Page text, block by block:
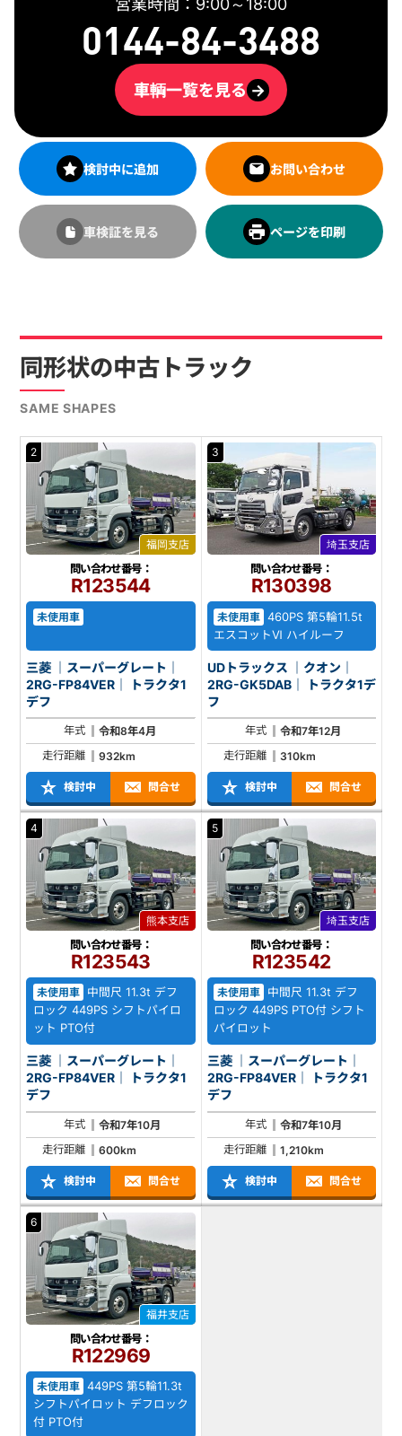
0144-84-3488
車輌一覧を見る →
検討中に追加 お問い合わせ
車検証を見る ページを印刷
同形状の中古トラック
SAME SHAPES
2
福岡支店
問い合わせ番号：
R123544
未使用車
三菱 ｜スーパーグレート｜
2RG-FP84VER｜ トラクタ1
デフ
年式
令和8年4月
走行距離
932km
検討中 問合せ
3
埼玉支店
問い合わせ番号：
R130398
未使用車 460PS 第5輪11.5t
エスコットⅥ ハイルーフ
UDトラックス ｜クオン｜
2RG-GK5DAB｜ トラクタ1デ
フ
年式
令和7年12月
走行距離
310km
検討中 問合せ
4
熊本支店
問い合わせ番号：
R123543
未使用車
中間尺 11.3t デフ
ロック 449PS シフトパイロ
ット PTO付
三菱 ｜スーパーグレート｜
2RG-FP84VER｜ トラクタ1
デフ
年式
令和7年10月
走行距離
600km
検討中 問合せ
5
埼玉支店
問い合わせ番号：
R123542
未使用車 中間尺 11.3t デフ
ロック 449PS PTO付 シフト
パイロット
三菱 ｜スーパーグレート｜
2RG-FP84VER｜ トラクタ1
デフ
年式
令和7年10月
走行距離
1,210km
検討中 問合せ
6
福井支店
問い合わせ番号：
R122969
未使用車 449PS 第5輪11.3t
シフトパイロット デフロック
付 PTO付